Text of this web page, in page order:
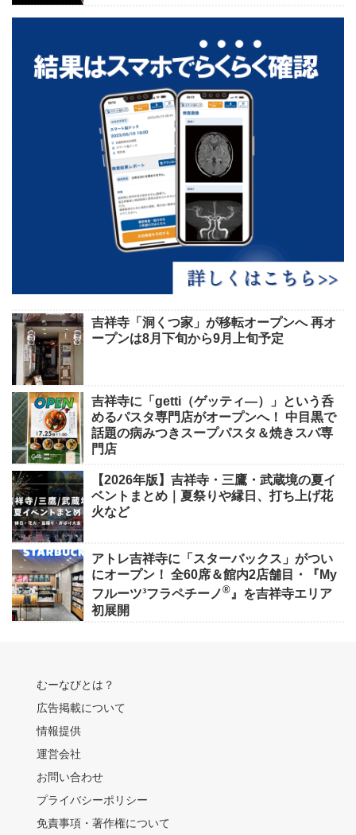
吉祥寺「洞くつ家」が移転オープンへ 再オ
ープンは8月下旬から9月上旬予定
吉祥寺に「getti（ゲッティ―）」という呑
めるパスタ専門店がオープンへ！ 中目黒で
話題の病みつきスープパスタ＆焼きスパ専
門店
【2026年版】吉祥寺・三鷹・武蔵境の夏イ
ベントまとめ｜夏祭りや縁日、打ち上げ花
火など
アトレ吉祥寺に「スターバックス」がつい
にオープン！ 全60席＆館内2店舗目・『My
フルーツ³フラペチーノ®』を吉祥寺エリア
初展開
むーなびとは？
広告掲載について
情報提供
運営会社
お問い合わせ
プライバシーポリシー
免責事項・著作権について